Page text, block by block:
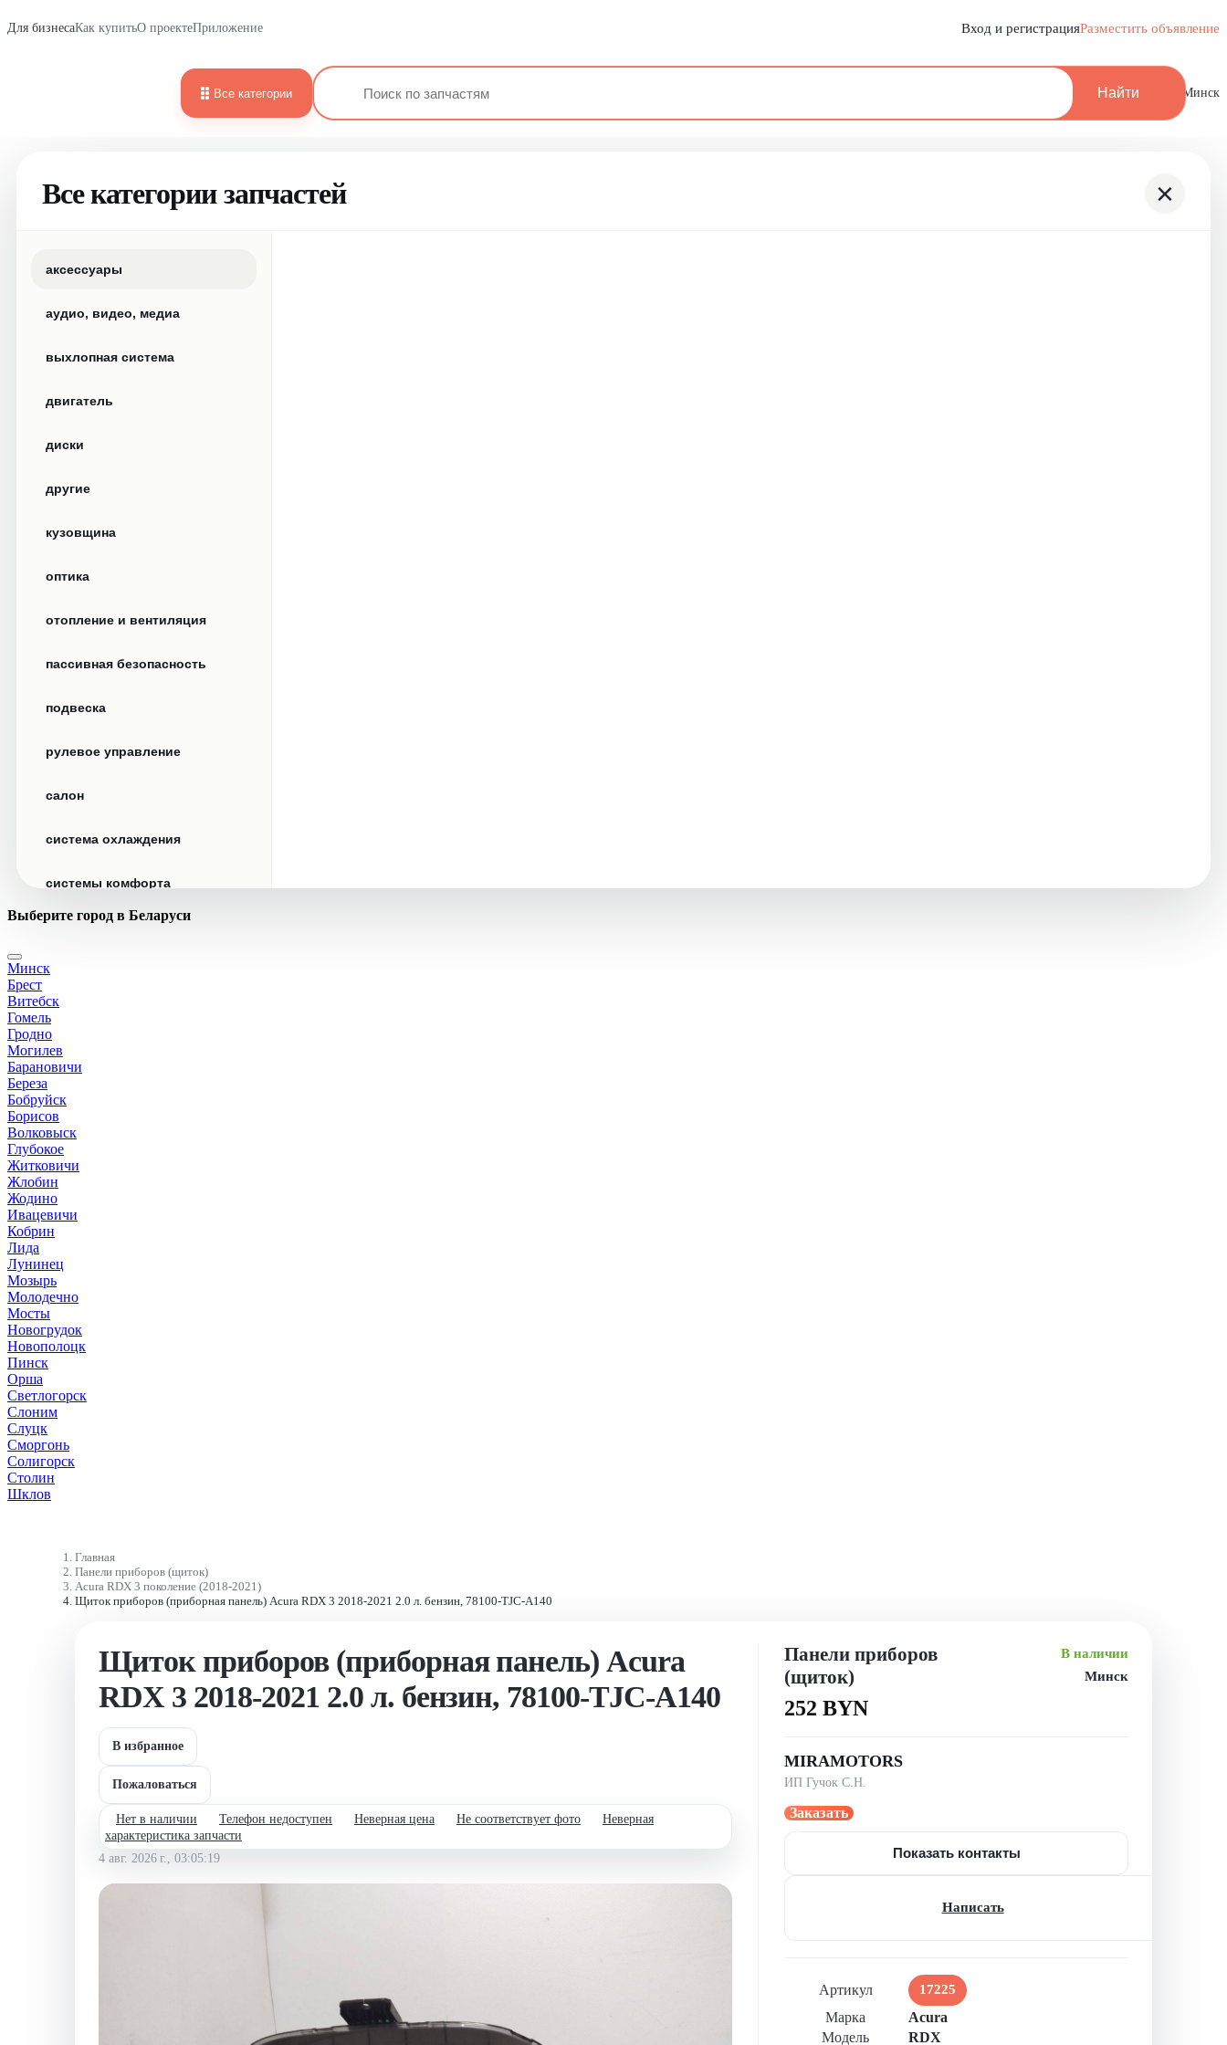
Для бизнесаКак купитьО проектеПриложение Вход и регистрацияРазместить объявление
Все категории Найти Минск
Все категории запчастей ×
аксессуары
аудио, видео, медиа
выхлопная система
двигатель
диски
другие
кузовщина
оптика
отопление и вентиляция
пассивная безопасность
подвеска
рулевое управление
салон
система охлаждения
системы комфорта
стекла
стеклоочистители
топливная система
тормозная система
трансмиссия
электрика
Выберите город в Беларуси
Минск
Брест
Витебск
Гомель
Гродно
Могилев
Барановичи
Береза
Бобруйск
Борисов
Волковыск
Глубокое
Житковичи
Жлобин
Жодино
Ивацевичи
Кобрин
Лида
Лунинец
Мозырь
Молодечно
Мосты
Новогрудок
Новополоцк
Пинск
Орша
Светлогорск
Слоним
Слуцк
Сморгонь
Солигорск
Столин
Шклов
Главная
Панели приборов (щиток)
Acura RDX 3 поколение (2018-2021)
Щиток приборов (приборная панель) Acura RDX 3 2018-2021 2.0 л. бензин, 78100-TJC-A140
Щиток приборов (приборная панель) Acura
RDX 3 2018-2021 2.0 л. бензин, 78100-TJC-A140
В избранное
Пожаловаться
Нет в наличии Телефон недоступен Неверная цена Не соответствует фото
Неверная
характеристика запчасти
4 авг. 2026 г., 03:05:19
Панели приборов
(щиток)
252 BYN
В наличии
Минск
MIRAMOTORS
ИП Гучок С.Н.
Заказать
Показать контакты
Написать
Артикул 17225
Марка
Acura
Модель
RDX